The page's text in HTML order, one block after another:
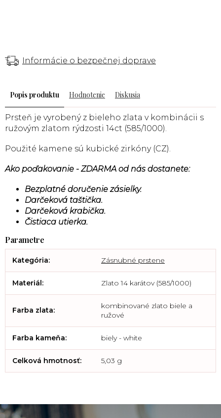
Informácie o bezpečnej doprave
Popis Hodnotenie Diskusia
Prsteň je vyrobený z bieleho zlata v kombinácii s
ružovým zlatom rýdzosti 14ct (585/1000).
Použité kamene sú kubické zirkóny (CZ).
Ako poďakovanie - ZDARMA od nás dostanete:
Bezplatné doručenie zásielky.
Darčeková taštička.
Darčeková krabička.
Čistiaca utierka.
Kategória: Zásnubné prstene
Materiál: Zlato 14 karátov (585/1000)
Farba zlata:
kombinované zlato biele a
ružové
Farba kameňa: biely - white
Celková hmotnosť: 5,03 g